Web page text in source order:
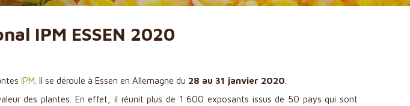
IPM ESSEN 2020
IPM . Il se déroule à Essen en Allemagne du 28 au 31 janvier 2020
des plantes. En effet, il réunit plus de 1 600 exposants issus de 50 pays qui sont